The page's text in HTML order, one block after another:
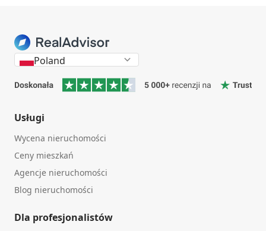
Poland
Usługi
Wycena nieruchomości
Ceny mieszkań
Agencje nieruchomości
Blog nieruchomości
Dla profesjonalistów